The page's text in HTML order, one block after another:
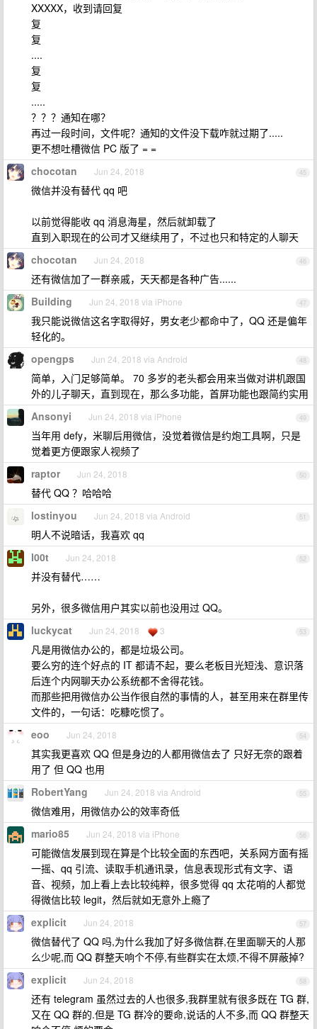
XXXXX，收到请回复
复
复
....
复
复
.....
？？？通知在哪？
再过一段时间，文件呢？通知的文件没下载咋就过期了.....
更不想吐槽微信 PC 版了 = =
45
chocotan Jun 24, 2018
微信并没有替代 qq 吧
以前觉得能收 qq 消息海星，然后就卸载了
直到入职现在的公司才又继续用了，不过也只和特定的人聊天
46
chocotan Jun 24, 2018
还有微信加了一群亲戚，天天都是各种广告......
47
Building Jun 24, 2018 via iPhone
我只能说微信这名字取得好，男女老少都命中了，QQ 还是偏年
轻化的。
48
opengps Jun 24, 2018 via Android
简单，入门足够简单。 70 多岁的老头都会用来当做对讲机跟国
外的儿子聊天，直到现在，那么多功能，首屏功能也跟简约实用
49
Ansonyi Jun 24, 2018 via iPhone
当年用 defy，米聊后用微信，没觉着微信是约炮工具啊，只是
觉着更方便跟家人视频了
50
raptor Jun 24, 2018
替代 QQ ？哈哈哈
51
lostinyou Jun 24, 2018 via Android
明人不说暗话，我喜欢 qq
52
l00t Jun 24, 2018
并没有替代……
另外，很多微信用户其实以前也没用过 QQ。
53
luckycat Jun 24, 2018 3
凡是用微信办公的，都是垃圾公司。
要么穷的连个好点的 IT 都请不起，要么老板目光短浅、意识落
后连个内网聊天办公系统都不舍得花钱。
而那些把用微信办公当作很自然的事情的人，甚至用来在群里传
文件的，一句话：吃糠吃惯了。
54
eoo Jun 24, 2018
其实我更喜欢 QQ 但是身边的人都用微信去了 只好无奈的跟着
用了 但 QQ 也用
55
RobertYang Jun 24, 2018 via Android
微信难用，用微信办公的效率奇低
56
mario85 Jun 24, 2018 via iPhone
可能微信发展到现在算是个比较全面的东西吧，关系网方面有摇
一摇、qq 引流、读取手机通讯录，信息表现形式有文字、语
音、视频，加上看上去比较纯粹，很多觉得 qq 太花哨的人都觉
得微信比较 legit，然后就如无意外上瘾了
57
explicit Jun 24, 2018
微信替代了 QQ 吗,为什么我加了好多微信群,在里面聊天的人那
么少呢,而 QQ 群整天响个不停,有些群实在太烦,不得不屏蔽掉?
58
explicit Jun 24, 2018
还有 telegram 虽然过去的人也很多,我群里就有很多既在 TG 群,
又在 QQ 群的.但是 TG 群冷的要命,说话的人不多,而 QQ 群整天